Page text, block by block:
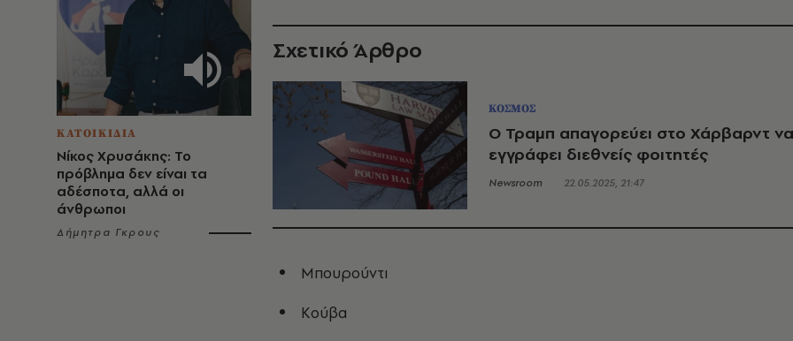
ΚΑΤΟΙΚΙΔΙΑ
Νίκος Χρυσάκης: Το
πρόβλημα δεν είναι τα
αδέσποτα, αλλά οι
άνθρωποι
Δήμητρα Γκρους
Σχετικό Άρθρο
ΚΟΣΜΟΣ
Ο Τραμπ απαγορεύει στο Χάρβαρντ να
εγγράφει διεθνείς φοιτητές
Newsroom 22.05.2025, 21:47
Μπουρούντι
Κούβα